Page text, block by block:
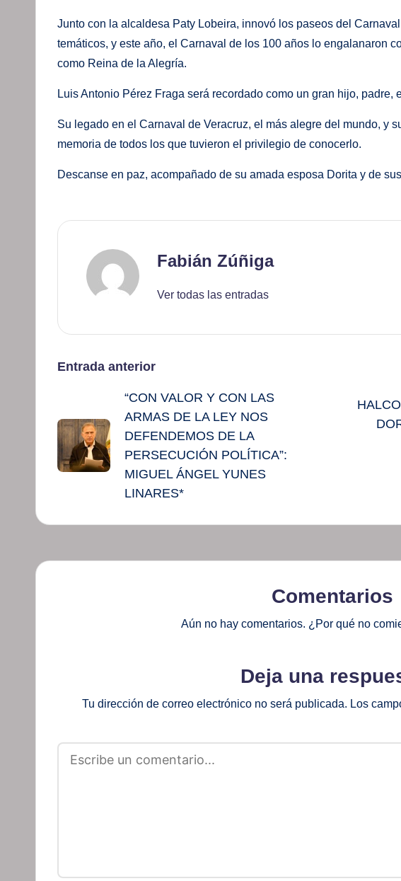
Junto con la alcaldesa Paty Lobeira, innovó los paseos del
temáticos, y este año, el Carnaval de los 100 años lo engalanaron
como Reina de la Alegría.
Luis Antonio Pérez Fraga será recordado como un gran hijo, padre,
Su legado en el Carnaval de Veracruz, el más alegre del mundo, y
memoria de todos los que tuvieron el privilegio de conocerlo.
Descanse en paz, acompañado de su amada esposa Dorita y de
Fabián Zúñiga
Ver todas las entradas
Navegación
entradas
Entrada anterior
“CON VALOR Y CON LAS
ARMAS DE LA LEY NOS
DEFENDEMOS DE LA
PERSECUCIÓN POLÍTICA”:
MIGUEL ÁNGEL YUNES
LINARES*
Comentarios
Aún no hay comentarios. ¿Por qué no
Deja una
Tu dirección de correo electrónico no será publicada. Los